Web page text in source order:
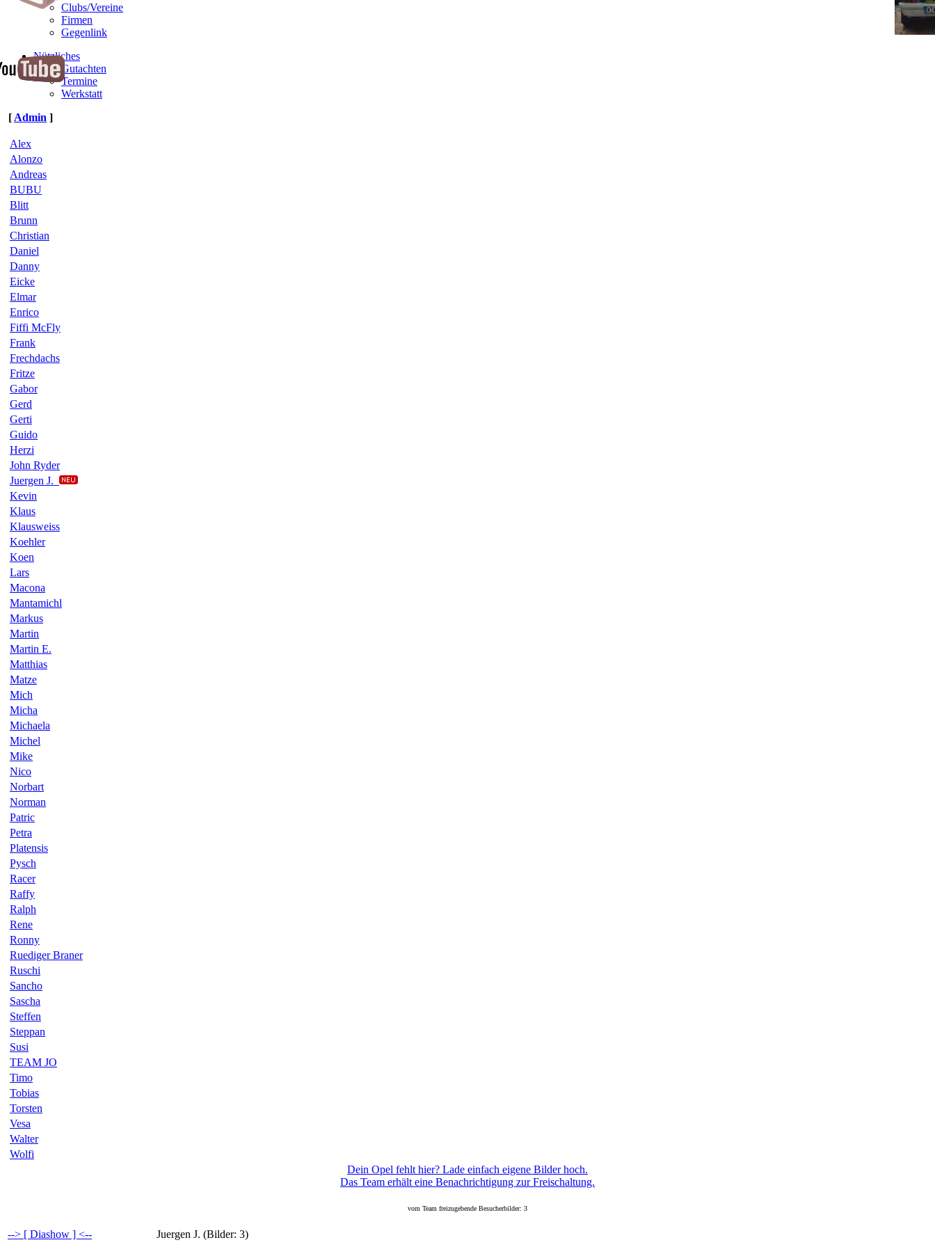
Clubs/Vereine
Firmen
Gegenlink
Nützliches
Gutachten
Termine
Werkstatt
[ Admin ]
Alex
Alonzo
Andreas
BUBU
Blitt
Brunn
Christian
Daniel
Danny
Eicke
Elmar
Enrico
Fiffi McFly
Frank
Frechdachs
Fritze
Gabor
Gerd
Gerti
Guido
Herzi
John Ryder
Juergen J.
Kevin
Klaus
Klausweiss
Koehler
Koen
Lars
Macona
Mantamichl
Markus
Martin
Martin E.
Matthias
Matze
Mich
Micha
Michaela
Michel
Mike
Nico
Norbart
Norman
Patric
Petra
Platensis
Pysch
Racer
Raffy
Ralph
Rene
Ronny
Ruediger Braner
Ruschi
Sancho
Sascha
Steffen
Steppan
Susi
TEAM JO
Timo
Tobias
Torsten
Vesa
Walter
Wolfi
Dein Opel fehlt hier? Lade einfach eigene Bilder hoch.
Das Team erhält eine Benachrichtigung zur Freischaltung.
vom Team freizugebende Besucherbilder: 3
Juergen J. (Bilder: 3)
--> [ Diashow ] <--